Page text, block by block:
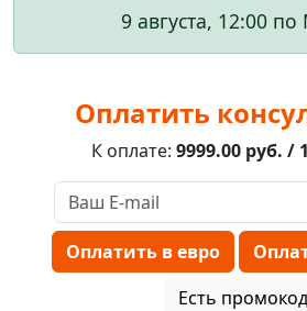
9 августа, 12:00
Оплатить
К оплате: 9999.00 руб. /
Оплатить в евро
Есть